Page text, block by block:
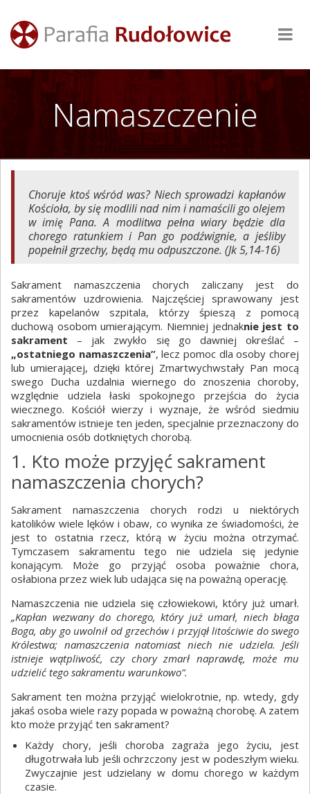
Namaszczenie
Choruje ktoś wśród was? Niech sprowadzi kapłanów
Kościoła, by się modlili nad nim i namaścili go olejem
w imię Pana. A modlitwa pełna wiary będzie dla
chorego ratunkiem i Pan go podźwignie, a jeśliby
popełnił grzechy, będą mu odpuszczone. (Jk 5,14-16)
Sakrament namaszczenia chorych zaliczany jest do
sakramentów uzdrowienia. Najczęściej sprawowany jest
przez kapelanów szpitala, którzy śpieszą z pomocą
duchową osobom umierającym. Niemniej jednaknie jest to
sakrament – jak zwykło się go dawniej określać –
„ostatniego namaszczenia”, lecz pomoc dla osoby chorej
lub umierającej, dzięki której Zmartwychwstały Pan mocą
swego Ducha uzdalnia wiernego do znoszenia choroby,
względnie udziela łaski spokojnego przejścia do życia
wiecznego. Kościół wierzy i wyznaje, że wśród siedmiu
sakramentów istnieje ten jeden, specjalnie przeznaczony do
umocnienia osób dotkniętych chorobą.
1. Kto może przyjęć sakrament
namaszczenia chorych?
Sakrament namaszczenia chorych rodzi u niektórych
katolików wiele lęków i obaw, co wynika ze świadomości, że
jest to ostatnia rzecz, którą w życiu można otrzymać.
Tymczasem sakramentu tego nie udziela się jedynie
konającym. Może go przyjąć osoba poważnie chora,
osłabiona przez wiek lub udająca się na poważną operację.
Namaszczenia nie udziela się człowiekowi, który już umarł.
„Kapłan wezwany do chorego, który już umarł, niech błaga
Boga, aby go uwolnił od grzechów i przyjął litościwie do swego
Królestwa; namaszczenia natomiast niech nie udziela. Jeśli
istnieje wątpliwość, czy chory zmarł naprawdę, może mu
udzielić tego sakramentu warunkowo”.
Sakrament ten można przyjąć wielokrotnie, np. wtedy, gdy
jakaś osoba wiele razy popada w poważną chorobę. A zatem
kto może przyjąć ten sakrament?
Każdy chory, jeśli choroba zagraża jego życiu, jest
długotrwała lub jeśli ochrzczony jest w podeszłym wieku.
Zwyczajnie jest udzielany w domu chorego w każdym
czasie.